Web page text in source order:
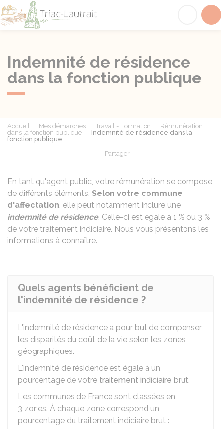
Indemnité de résidence
dans la fonction publique
Accueil Mes démarches Travail - Formation
Rémunération
dans la fonction publique
Indemnité de résidence dans la
fonction publique
Partager
En tant qu'agent public, votre rémunération se compose
de différents éléments. Selon votre commune
d'affectation, elle peut notamment inclure une
indemnité de résidence. Celle-ci est égale à 1 % ou 3 %
de votre traitement indiciaire. Nous vous présentons les
informations à connaître.
Quels agents bénéficient de
l'indemnité de résidence ?
L'indemnité de résidence a pour but de compenser
les disparités du coût de la vie selon les zones
géographiques.
L'indemnité de résidence est égale à un
pourcentage de votre traitement indiciaire brut.
Les communes de France sont classées en
3 zones. À chaque zone correspond un
pourcentage du traitement indiciaire brut :